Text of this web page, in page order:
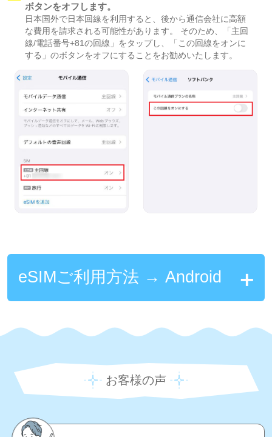
ボタンをオフします。
日本国外で日本回線を利用すると、後から通信会社に高額
な費用を請求される可能性があります。 そのため、「主回
線/電話番号+81の回線」をタップし、「この回線をオンに
する」のボタンをオフにすることをお勧めいたします。
eSIMご利用方法 → Android
お客様の声